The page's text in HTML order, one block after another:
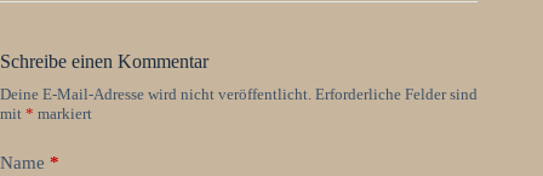
Schreibe einen Kommentar
Deine E-Mail-Adresse wird nicht veröffentlicht. Erforderliche Felder sind
mit * markiert
Name *